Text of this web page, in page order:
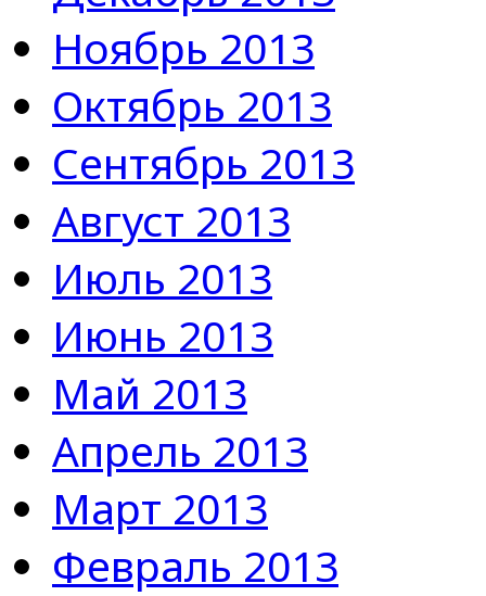
Ноябрь 2013
Октябрь 2013
Сентябрь 2013
Август 2013
Июль 2013
Июнь 2013
Май 2013
Апрель 2013
Март 2013
Февраль 2013